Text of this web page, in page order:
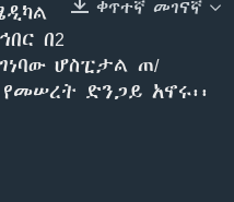
ቀጥተኛ መገናኛ
በ2
ሆስፒታል ጠ/
ድንጋይ አኖሩ፡፡